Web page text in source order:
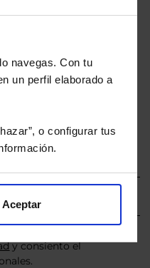
navegas. Con tu
un perfil elaborado a
o configurar tus
Aceptar
un estudio gratuito
y consiento el